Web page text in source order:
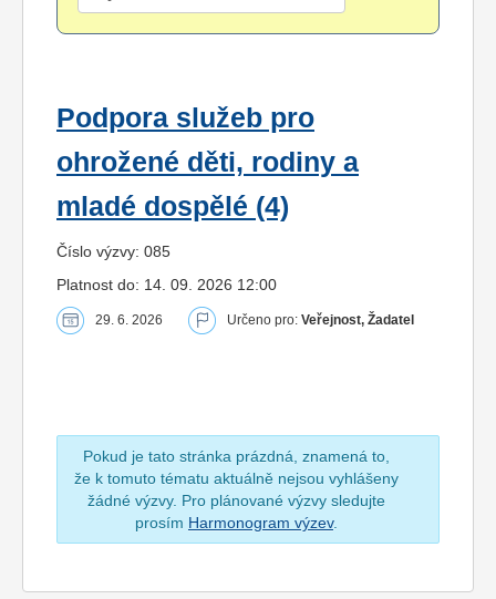
Podpora služeb pro
ohrožené děti, rodiny a
mladé dospělé (4)
Číslo výzvy: 085
Platnost do: 14. 09. 2026 12:00
29. 6. 2026 Určeno pro: Veřejnost, Žadatel
Pokud je tato stránka prázdná, znamená to,
že k tomuto tématu aktuálně nejsou vyhlášeny
žádné výzvy. Pro plánované výzvy sledujte
prosím Harmonogram výzev.